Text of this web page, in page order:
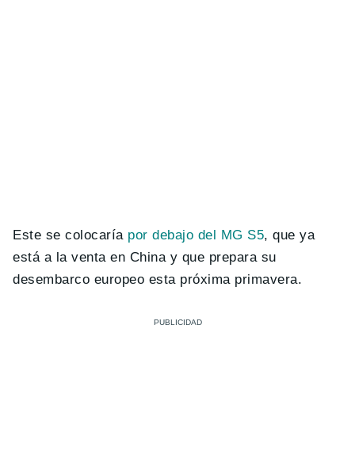
Este se colocaría por debajo del MG S5, que ya
está a la venta en China y que prepara su
desembarco europeo esta próxima primavera.